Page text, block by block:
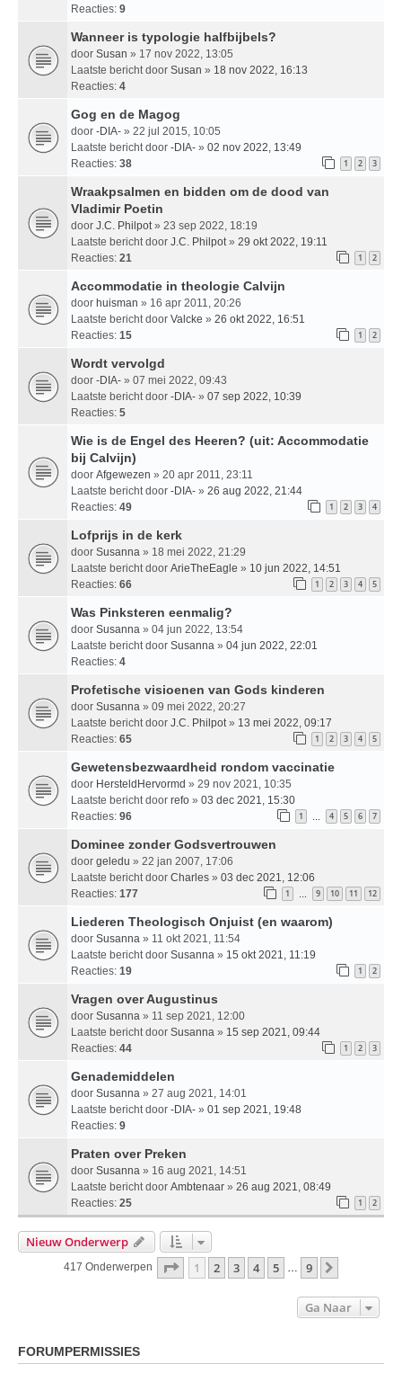
Reacties: 9
Wanneer is typologie halfbijbels?
door Susan » 17 nov 2022, 13:05
Laatste bericht door Susan » 18 nov 2022, 16:13
Reacties: 4
Gog en de Magog
door -DIA- » 22 jul 2015, 10:05
Laatste bericht door -DIA- » 02 nov 2022, 13:49
Reacties: 38 1 2 3
Wraakpsalmen en bidden om de dood van
Vladimir Poetin
door J.C. Philpot » 23 sep 2022, 18:19
Laatste bericht door J.C. Philpot » 29 okt 2022, 19:11
Reacties: 21 1 2
Accommodatie in theologie Calvijn
door huisman » 16 apr 2011, 20:26
Laatste bericht door Valcke » 26 okt 2022, 16:51
Reacties: 15 1 2
Wordt vervolgd
door -DIA- » 07 mei 2022, 09:43
Laatste bericht door -DIA- » 07 sep 2022, 10:39
Reacties: 5
Wie is de Engel des Heeren? (uit: Accommodatie
bij Calvijn)
door Afgewezen » 20 apr 2011, 23:11
Laatste bericht door -DIA- » 26 aug 2022, 21:44
Reacties: 49 1 2 3 4
Lofprijs in de kerk
door Susanna » 18 mei 2022, 21:29
Laatste bericht door ArieTheEagle » 10 jun 2022, 14:51
Reacties: 66 1 2 3 4 5
Was Pinksteren eenmalig?
door Susanna » 04 jun 2022, 13:54
Laatste bericht door Susanna » 04 jun 2022, 22:01
Reacties: 4
Profetische visioenen van Gods kinderen
door Susanna » 09 mei 2022, 20:27
Laatste bericht door J.C. Philpot » 13 mei 2022, 09:17
Reacties: 65 1 2 3 4 5
Gewetensbezwaardheid rondom vaccinatie
door HersteldHervormd » 29 nov 2021, 10:35
Laatste bericht door refo » 03 dec 2021, 15:30
Reacties: 96 1 … 4 5 6 7
Dominee zonder Godsvertrouwen
door geledu » 22 jan 2007, 17:06
Laatste bericht door Charles » 03 dec 2021, 12:06
Reacties: 177 1 … 9 10 11 12
Liederen Theologisch Onjuist (en waarom)
door Susanna » 11 okt 2021, 11:54
Laatste bericht door Susanna » 15 okt 2021, 11:19
Reacties: 19 1 2
Vragen over Augustinus
door Susanna » 11 sep 2021, 12:00
Laatste bericht door Susanna » 15 sep 2021, 09:44
Reacties: 44 1 2 3
Genademiddelen
door Susanna » 27 aug 2021, 14:01
Laatste bericht door -DIA- » 01 sep 2021, 19:48
Reacties: 9
Praten over Preken
door Susanna » 16 aug 2021, 14:51
Laatste bericht door Ambtenaar » 26 aug 2021, 08:49
Reacties: 25 1 2
Nieuw Onderwerp
417 Onderwerpen Pagina Van9
1 2 3 4 5 9
Ga Naar
FORUMPERMISSIES